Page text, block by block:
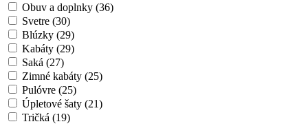
Obuv a doplnky (36)
Svetre (30)
Blúzky (29)
Kabáty (29)
Saká (27)
Zimné kabáty (25)
Pulóvre (25)
Úpletové šaty (21)
Tričká (19)